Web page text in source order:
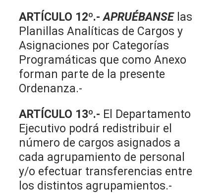
ARTÍCULO 12º.- APRUÉBANSElas
Planillas Analíticas de Cargos y
Asignaciones por Categorías
Programáticas que como Anexo
forman parte de la presente
Ordenanza.-
ARTÍCULO 13º.- El Departamento
Ejecutivo podrá redistribuir el
número de cargos asignados a
cada agrupamiento de personal
y/o efectuar transferencias entre
los distintos agrupamientos.-